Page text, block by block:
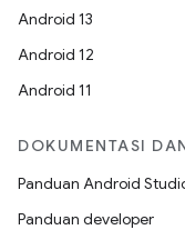
Android 13
Android 12
Android 11
DOKUMENTASI
Panduan Android
Panduan developer